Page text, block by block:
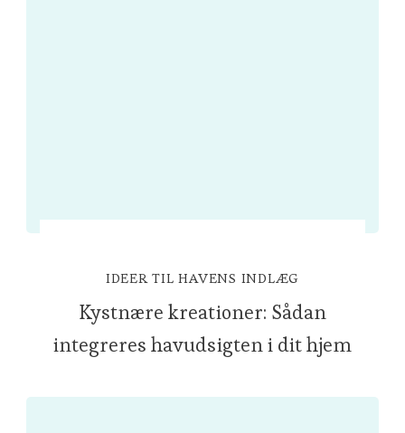
IDEER TIL HAVENS INDLÆG
Kystnære kreationer: Sådan
integreres havudsigten i dit hjem